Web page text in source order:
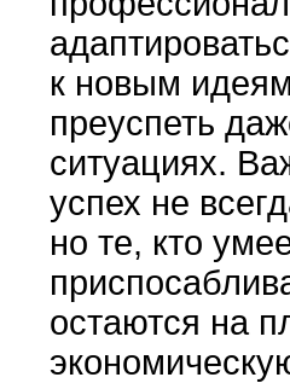
к новым
преуспеть
ситуациях.
успех не
но те, кто
остаются на